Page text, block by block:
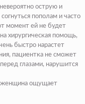
острую и
пополам и часто
момент ей не будет
хирургическая помощь,
быстро нарастет
пациентка не сможет
глазами, нарушится
женщина ощущает